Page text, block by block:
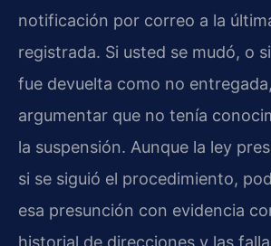
notificación por correo a la
registrada. Si usted se mudó, o
fue devuelta como no
argumentar que no tenía
la suspensión. Aunque la ley
si se siguió el procedimiento,
esa presunción con evidencia